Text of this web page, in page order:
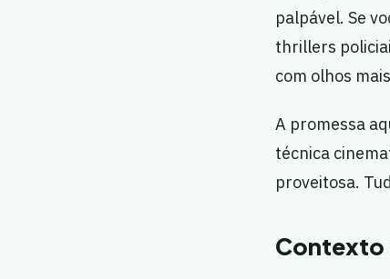
palpável. Se
thrillers
com olhos
A promessa
técnica
proveitosa.
Contexto